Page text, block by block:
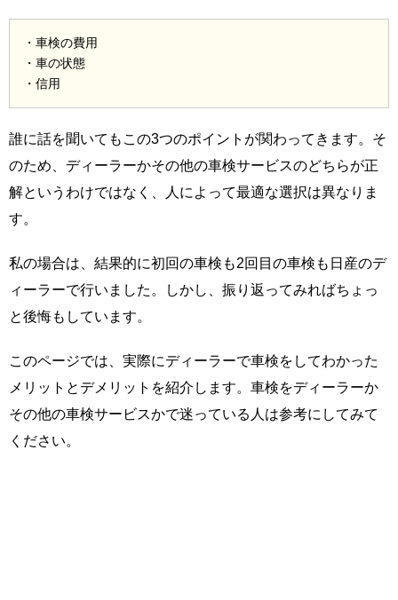
・車検の費用
・車の状態
・信用
誰に話を聞いてもこの3つのポイントが関わってきます。そ
のため、ディーラーかその他の車検サービスのどちらが正
解というわけではなく、人によって最適な選択は異なりま
す。
私の場合は、結果的に初回の車検も2回目の車検も日産のデ
ィーラーで行いました。しかし、振り返ってみればちょっ
と後悔もしています。
このページでは、実際にディーラーで車検をしてわかった
メリットとデメリットを紹介します。車検をディーラーか
その他の車検サービスかで迷っている人は参考にしてみて
ください。